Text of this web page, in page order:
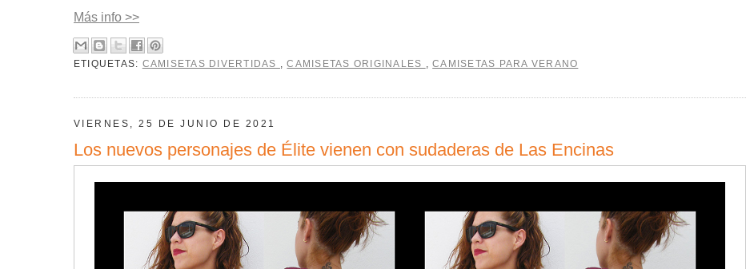
Más info >>
ETIQUETAS: CAMISETAS DIVERTIDAS ,CAMISETAS ORIGINALES ,CAMISETAS PARA VERANO
VIERNES, 25 DE JUNIO DE 2021
Los nuevos personajes de Élite vienen con sudaderas de Las Encinas